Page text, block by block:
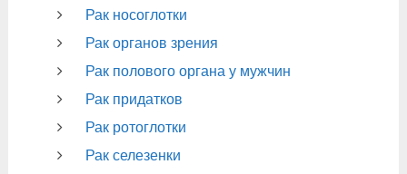
Рак носоглотки
Рак органов зрения
Рак полового органа у мужчин
Рак придатков
Рак ротоглотки
Рак селезенки